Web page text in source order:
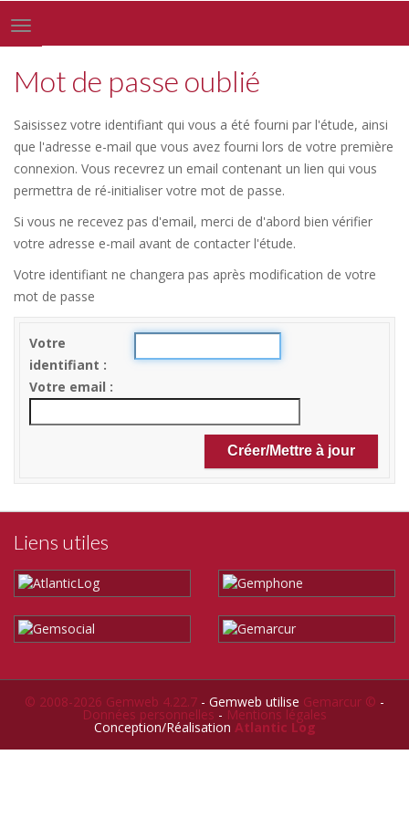
Toggle
navigation
Mot de passe oublié
Saisissez votre identifiant qui vous a été fourni par l'étude, ainsi
que l'adresse e-mail que vous avez fourni lors de votre première
connexion. Vous recevrez un email contenant un lien qui vous
permettra de ré-initialiser votre mot de passe.
Si vous ne recevez pas d'email, merci de d'abord bien vérifier
votre adresse e-mail avant de contacter l'étude.
Votre identifiant ne changera pas après modification de votre
mot de passe
Votre
identifiant
Votre email
Liens utiles
© 2008-2026 Gemweb 4.22.7 - Gemweb utilise Gemarcur © -
Données personnelles - Mentions légales
Conception/Réalisation Atlantic Log